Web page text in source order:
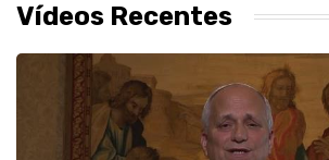
Vídeos Recentes